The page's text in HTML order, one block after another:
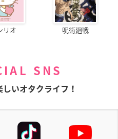
リオ 呪術廻戦
SNS
いオタクライフ！